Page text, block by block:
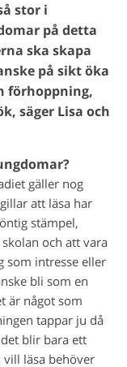
stor i
på detta
ska skapa
på sikt öka
förhoppning,
säger Lisa och
gäller nog
att läsa har
stämpel,
och att vara
som intresse eller
bli som en
är något som
tappar ju då
blir bara ett
läsa behöver